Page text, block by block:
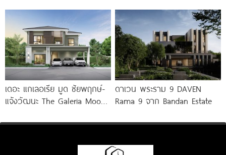
ราชชนนี เพียง 100 ม.* จาก
เดอะ แกเลอเรีย มูด ชัยพฤกษ์-
แจ้งวัฒนะ The Galeria Mood
เริ่ม 4.69
ดาเวน พระราม 9 DAVEN
Rama 9 จาก Bandan Estate